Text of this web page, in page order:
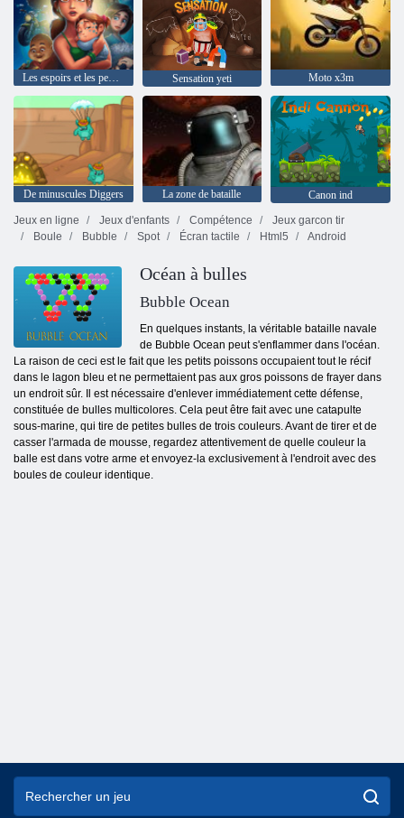
Les espoirs et les peurs Delicious Emily Sensation yeti Moto x3m
De minuscules Diggers La zone de bataille
Canon ind
Jeux en ligne
Jeux d'enfants Compétence
Jeux garcon tir
Boule
Bubble Spot Écran tactile Html5 Android
Océan à bulles
Bubble Ocean
En quelques instants, la véritable bataille navale
de Bubble Ocean peut s'enflammer dans l'océan.
La raison de ceci est le fait que les petits poissons occupaient tout le récif
dans le lagon bleu et ne permettaient pas aux gros poissons de frayer dans
un endroit sûr. Il est nécessaire d'enlever immédiatement cette défense,
constituée de bulles multicolores. Cela peut être fait avec une catapulte
sous-marine, qui tire de petites bulles de trois couleurs. Avant de tirer et de
casser l'armada de mousse, regardez attentivement de quelle couleur la
balle est dans votre arme et envoyez-la exclusivement à l'endroit avec des
boules de couleur identique.